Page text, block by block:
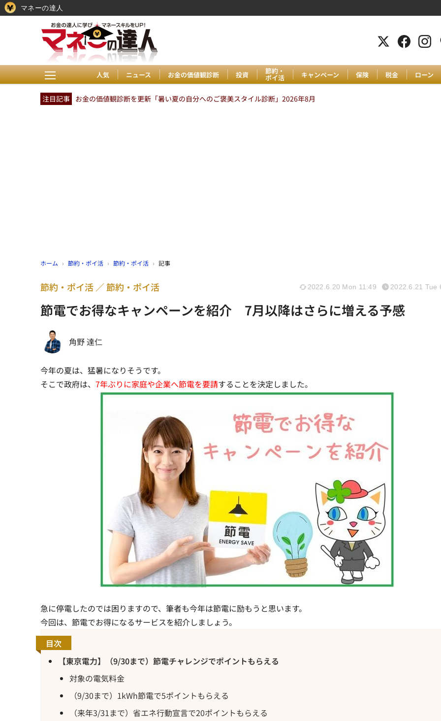
人気 ニュース お金の価値観診断 投資 節約・
ポイ活 キャンペーン 保険 税金 ローン
注目記事 お金の価値観診断を更新「暑い夏の自分へのご褒美スタイル診断」2026年8月
ホーム › 節約・ポイ活 › 節約・ポイ活 › 記事
節電でお得なキャンペーンを紹介 7月以降はさらに増える予感
節約・ポイ活 節約・ポイ活 2022.6.20 Mon 11:49 2022.6.21 Tue
角野 達仁
今年の夏は、猛暑になりそうです。
そこで政府は、 7年ぶりに家庭や企業へ節電を要請することを決定しました。
急に停電したのでは困りますので、筆者も今年は節電に励もうと思います。
今回は、節電でお得になるサービスを紹介しましょう。
目次
【東京電力】（9/30まで）節電チャレンジでポイントもらえる
対象の電気料金
（9/30まで）1kWh節電で5ポイントもらえる
（来年3/31まで）省エネ行動宣言で20ポイントもらえる
マネーの達人